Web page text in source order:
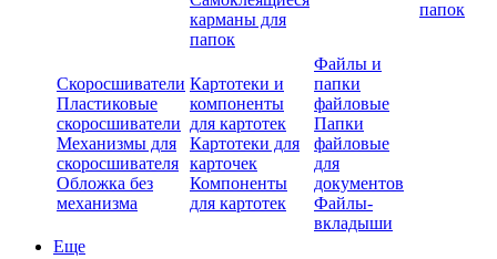
карманы для
папок
папок
Скоросшиватели
Пластиковые
скоросшиватели
Механизмы для
скоросшивателя
Обложка без
механизма
Картотеки и
компоненты
для картотек
Картотеки для
карточек
Компоненты
для картотек
Файлы и
папки
файловые
Папки
файловые
для
документов
Файлы-
вкладыши
Еще